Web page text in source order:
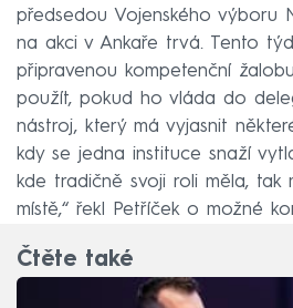
předsedou Vojenského výboru
na akci v Ankaře trvá. Tento
připravenou kompetenční
použít, pokud ho vláda do
nástroj, který má vyjasnit
kdy se jedna instituce snaží
kde tradičně svoji roli měla, tak
místě,“ řekl Petříček o možné
Čtěte také